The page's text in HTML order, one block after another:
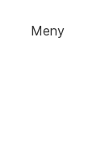
Meny